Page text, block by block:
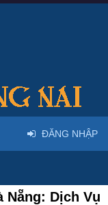
- Miễn phí
Nẵng: Dịch Vụ
ĐĂNG NHẬP